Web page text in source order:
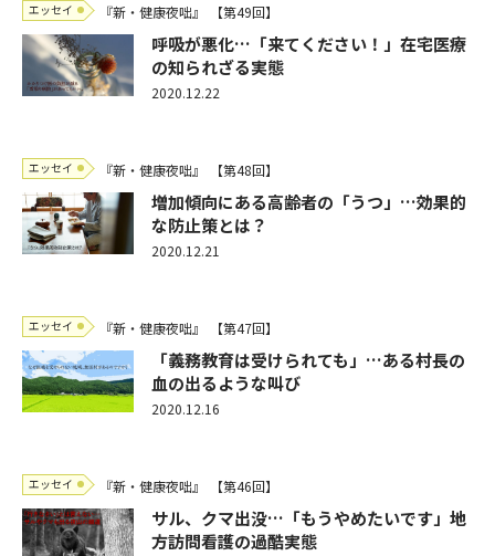
エッセイ 『新・健康夜咄』 【第49回】
呼吸が悪化…「来てください！」在宅医療
の知られざる実態
2020.12.22
エッセイ 『新・健康夜咄』 【第48回】
増加傾向にある高齢者の「うつ」…効果的
な防止策とは？
2020.12.21
エッセイ 『新・健康夜咄』 【第47回】
「義務教育は受けられても」…ある村長の
血の出るような叫び
2020.12.16
エッセイ 『新・健康夜咄』 【第46回】
サル、クマ出没…「もうやめたいです」地
方訪問看護の過酷実態